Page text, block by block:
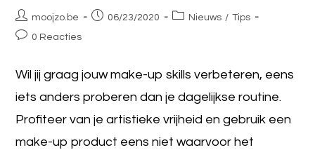
moojzo.be 06/23/2020 Nieuws / Tips
0 Reacties
Wil jij graag jouw make-up skills verbeteren, eens
iets anders proberen dan je dagelijkse routine.
Profiteer van je artistieke vrijheid en gebruik een
make-up product eens niet waarvoor het